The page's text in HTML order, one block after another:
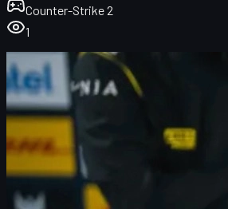
Counter-Strike 2
1
Rezumat IEM Atlanta 2026:
Cum a evitat Vitality
FaZe vs Vitality: primul
Vitality vs B8: dominanță
GamerLegion și renașterea lui
GamerLegion vs Liquid:
GamerLegion vs Astralis:
Ce înseamnă aceste
CS2 skins, economie de joc
Concluzii: de urmărit în play-